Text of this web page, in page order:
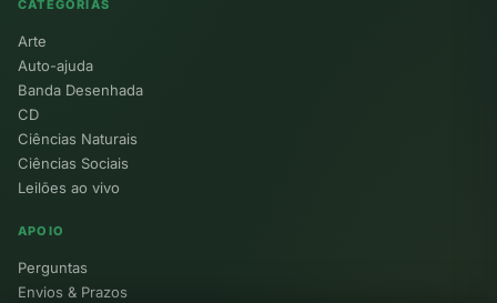
CATEGORIAS
Arte
Auto-ajuda
Banda Desenhada
CD
Ciências Naturais
Ciências Sociais
Leilões ao vivo
APOIO
Perguntas
Envios & Prazos